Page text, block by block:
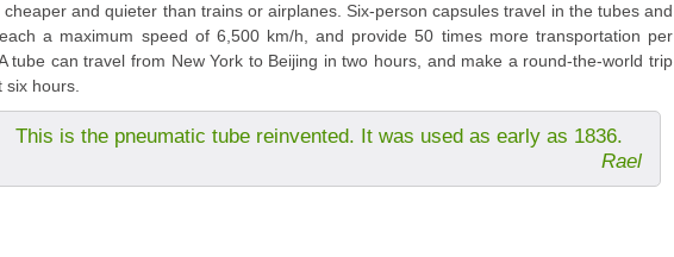
cheaper and quieter than trains or airplanes. Six-person capsules travel in the tubes and
a maximum speed of 6,500 km/h, and provide 50 times more transportation per
tube can travel from New York to Beijing in two hours, and make a round-the-world trip
six hours.
This is the pneumatic tube reinvented. It was used as early as 1836.
Rael